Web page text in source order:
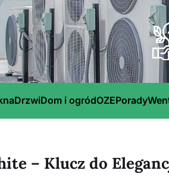
DrzwiDom i ogródOZEPorady
– Klucz do